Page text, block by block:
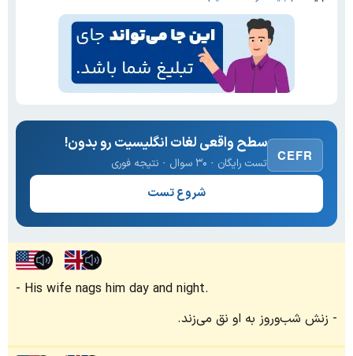
CEFR
سطح واقعی لغات انگلیسیت رو بدون!
تست رایگان · ۳۰ سوال · نتیجه فوری
شروع تست
His wife nags him day and night.
زنش شب‌وروز به او نق می‌زند.